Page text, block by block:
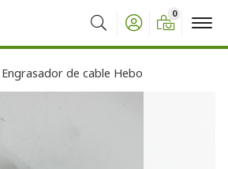
Buscar
0
Engrasador de cable Hebo